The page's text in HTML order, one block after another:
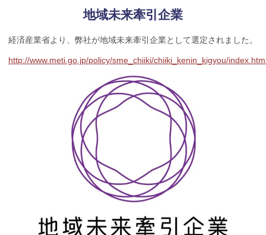
地域未来牽引企業
経済産業省より、弊社が地域未来牽引企業として選定されました。
http://www.meti.go.jp/policy/sme_chiiki/chiiki_kenin_kigyou/